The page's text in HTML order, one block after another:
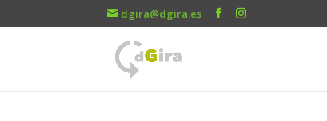
dgira@dgira.es